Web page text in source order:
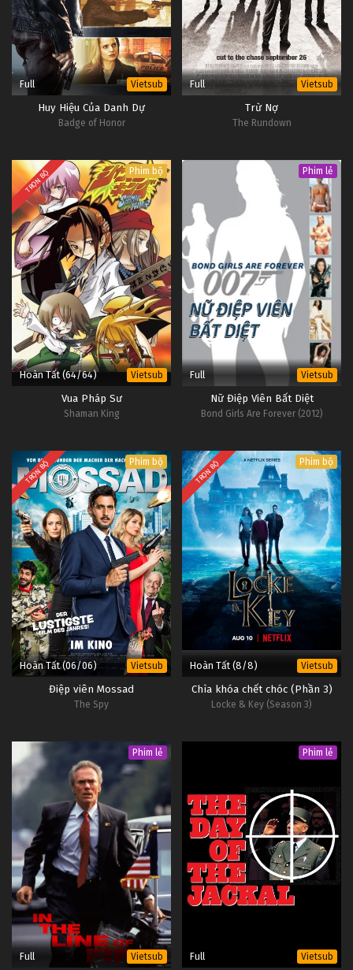
Full Vietsub
Huy Hiệu Của Danh Dự
Badge of Honor
Full Vietsub
Trừ Nợ
The Rundown
TRỌN BỘ Phim bộ
Hoàn Tất (64/64) Vietsub
Vua Pháp Sư
Shaman King
Phim lẻ
Full Vietsub
Nữ Điệp Viên Bất Diệt
Bond Girls Are Forever (2012)
TRỌN BỘ Phim bộ
Hoàn Tất (06/06) Vietsub
Điệp viên Mossad
The Spy
TRỌN BỘ Phim bộ
Hoàn Tất (8/8) Vietsub
Chìa khóa chết chóc (Phần 3)
Locke & Key (Season 3)
Phim lẻ
Full Vietsub
Phim lẻ
Full Vietsub